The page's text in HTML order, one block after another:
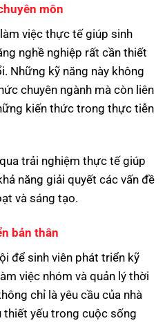
môn
việc thực tế giúp sinh
nghề nghiệp rất cần thiết
Những kỹ năng này không
chuyên ngành mà còn liên
kiến thức trong thực tiễn
trải nghiệm thực tế giúp
năng giải quyết các vấn đề
và sáng tạo.
bản thân
để sinh viên phát triển kỹ
việc nhóm và quản lý thời
chỉ là yêu cầu của nhà
thiết yếu trong cuộc sống